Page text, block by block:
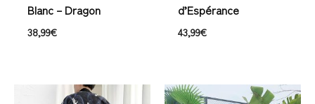
Blanc – Dragon
38,99€
d’Espérance
43,99€